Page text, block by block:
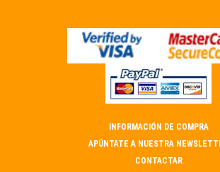
INFORMACIÓN DE COMPRA
APÚNTATE A NUESTRA
CONTACTAR